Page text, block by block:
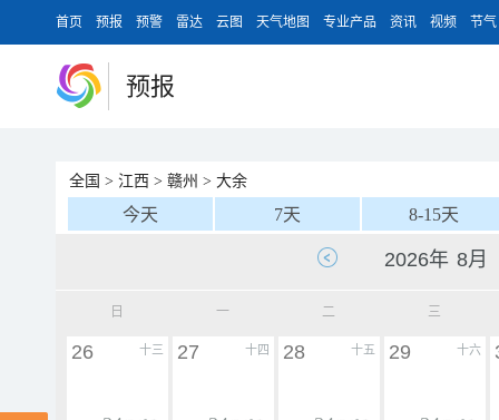
首页 预报 预警 雷达 云图 天气地图 专业产品 资讯 视频 节气
预报
全国 > 江西 > 赣州 > 大余
今天 7天 8-15天
日 一 二 三
十三
26 十四
27 十五
28 十六
29